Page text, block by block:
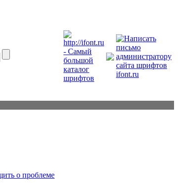
о проблеме